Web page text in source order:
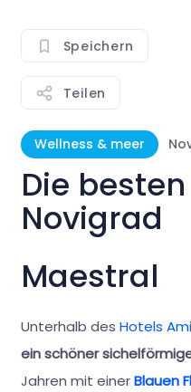
Speichern
Teilen
Wellness & meer
Die
Novigrad
Maestral
Unterhalb des Hotels
ein schöner
Jahren mit einerBlauen